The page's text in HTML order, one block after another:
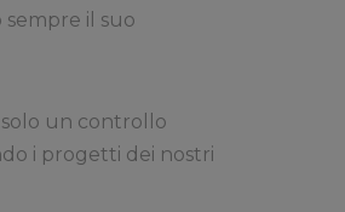
il suo
solo un controllo
i progetti dei nostri